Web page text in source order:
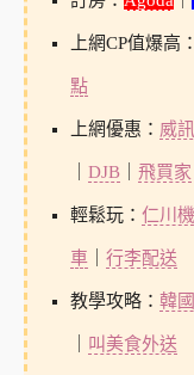
上網CP值爆高：
點
上網優惠： 威
DJB｜ 飛買家
輕鬆玩： 仁川
車｜ 行李配送
教學攻略： 韓
叫美食外送